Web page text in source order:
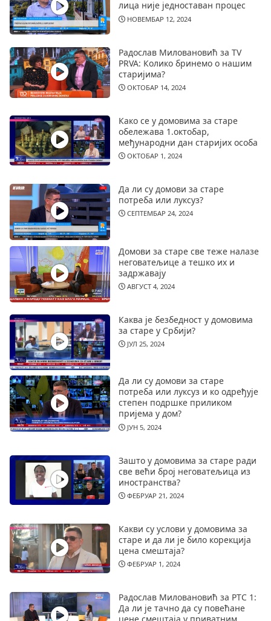
лица није једноставан процес
НОВЕМБАР 12, 2024
Радослав Миловановић за TV
PRVA: Колико бринемо о нашим
старијима?
ОКТОБАР 14, 2024
Како се у домовима за старе
обележава 1.октобар,
међународни дан старијих особа
ОКТОБАР 1, 2024
Да ли су домови за старе
потреба или луксуз?
СЕПТЕМБАР 24, 2024
Домови за старе све теже налазе
неговатељице а тешко их и
задржавају
АВГУСТ 4, 2024
Каква је безбедност у домовима
за старе у Србији?
ЈУЛ 25, 2024
Да ли су домови за старе
потреба или луксуз и ко одређује
степен подршке приликом
пријема у дом?
ЈУН 5, 2024
Зашто у домовима за старе ради
све већи број неговатељица из
иностранства?
ФЕБРУАР 21, 2024
Какви су услови у домовима за
старе и да ли је било корекција
цена смештаја?
ФЕБРУАР 1, 2024
Радослав Миловановић за РТС 1:
Да ли је тачно да су повећане